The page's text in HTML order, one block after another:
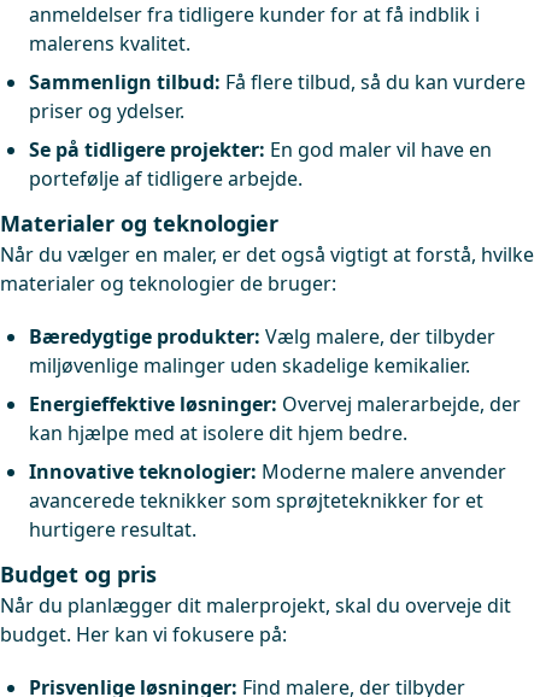
anmeldelser fra tidligere kunder for at få indblik i
malerens kvalitet.
Sammenlign tilbud: Få flere tilbud, så du kan vurdere
priser og ydelser.
Se på tidligere projekter: En god maler vil have en
portefølje af tidligere arbejde.
Materialer og teknologier
Når du vælger en maler, er det også vigtigt at forstå, hvilke
materialer og teknologier de bruger:
Bæredygtige produkter: Vælg malere, der tilbyder
miljøvenlige malinger uden skadelige kemikalier.
Energieffektive løsninger: Overvej malerarbejde, der
kan hjælpe med at isolere dit hjem bedre.
Innovative teknologier: Moderne malere anvender
avancerede teknikker som sprøjteteknikker for et
hurtigere resultat.
Budget og pris
Når du planlægger dit malerprojekt, skal du overveje dit
budget. Her kan vi fokusere på:
Prisvenlige løsninger: Find malere, der tilbyder